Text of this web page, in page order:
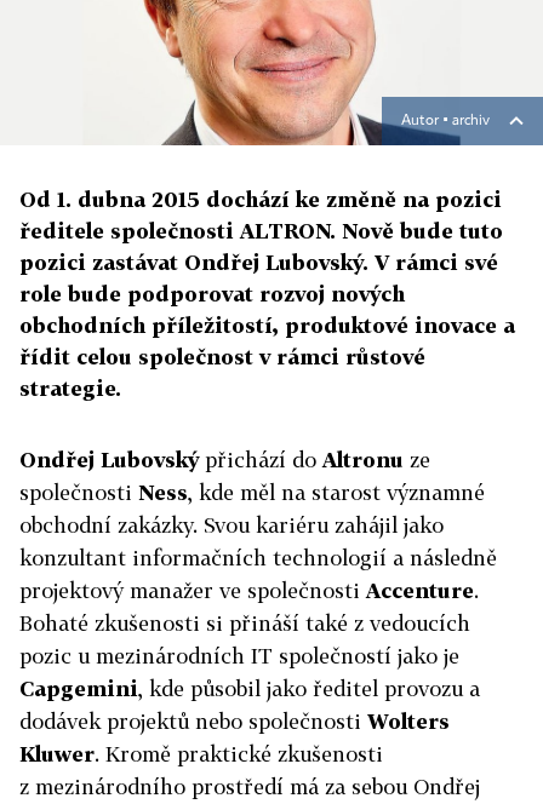
Autor ▪ archiv
Od 1. dubna 2015 dochází ke změně na pozici
ředitele společnosti ALTRON. Nově bude tuto
pozici zastávat Ondřej Lubovský. V rámci své
role bude podporovat rozvoj nových
obchodních příležitostí, produktové inovace a
řídit celou společnost v rámci růstové
strategie.
Ondřej Lubovskýpřichází do Altronu ze
společnosti Ness, kde měl na starost významné
obchodní zakázky. Svou kariéru zahájil jako
konzultant informačních technologií a následně
projektový manažer ve společnosti Accenture.
Bohaté zkušenosti si přináší také z vedoucích
pozic u mezinárodních IT společností jako je
Capgemini, kde působil jako ředitel provozu a
dodávek projektů nebo společnosti Wolters
Kluwer. Kromě praktické zkušenosti
z mezinárodního prostředí má za sebou Ondřej